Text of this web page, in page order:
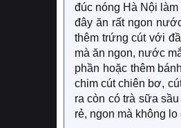
đúc nóng Hà Nội
đây ăn rất ngon
thêm trứng cút với
mà ăn ngon, nước
phần hoặc thêm
chim cút chiên bơ,
ra còn có trà sữa
rẻ, ngon mà không lo